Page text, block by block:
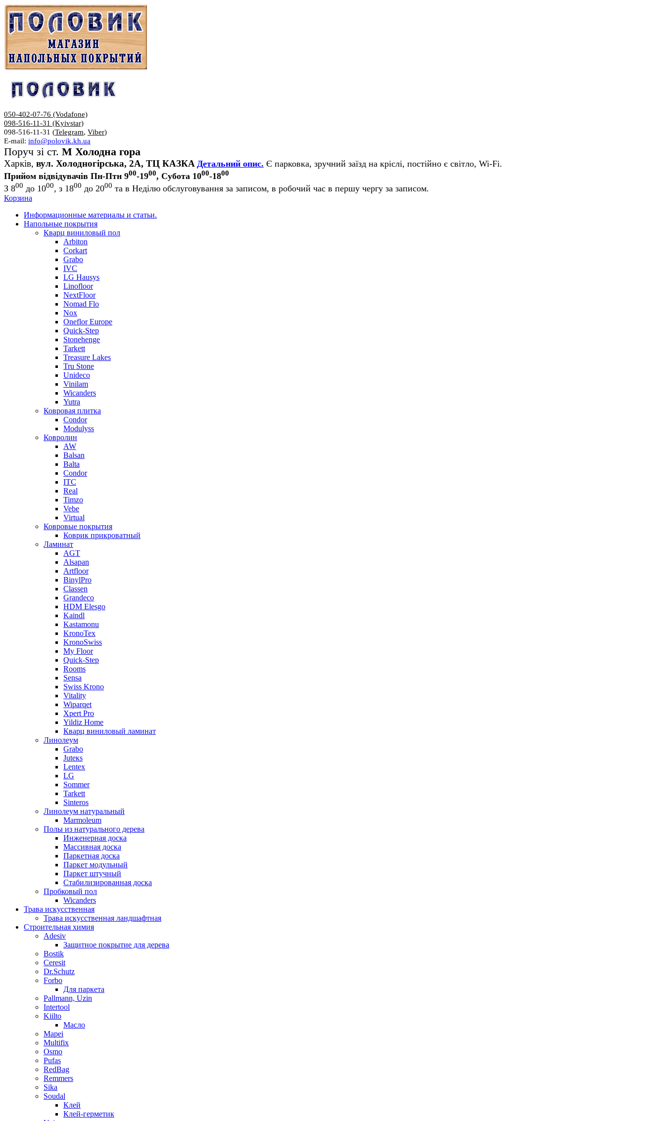
050-402-07-76 (Vodafone)
098-516-11-31 (Kyivstar)
098-516-11-31 (Telegram, Viber)
E-mail: info@polovik.kh.ua
Поруч зі ст. М Холодна гора
Харків, вул. Холодногірська, 2А, ТЦ КАЗКА Детальний опис. Є парковка, зручний заїзд на кріслі, постійно є світло, Wi-Fi.
Прийом відвідувачів Пн-Птн 900-1900, Субота 1000-1800
З 800 до 1000, з 1800 до 2000 та в Неділю обслуговування за записом, в робочий час в першу чергу за записом.
Корзина
Информационные материалы и статьи.
Напольные покрытия
Кварц виниловый пол
Arbiton
Corkart
Grabo
IVC
LG Hausys
Linofloor
NextFloor
Nomad Flo
Nox
Oneflor Europe
Quick-Step
Stonehenge
Tarkett
Treasure Lakes
Tru Stone
Unideco
Vinilam
Wicanders
Yutra
Ковровая плитка
Condor
Modulyss
Ковролин
AW
Balsan
Balta
Condor
ITC
Real
Timzo
Vebe
Virtual
Ковровые покрытия
Коврик прикроватный
Ламинат
AGT
Alsapan
Artfloor
BinylPro
Classen
Grandeco
HDM Elesgo
Kaindl
Kastamonu
KronoTex
KronoSwiss
My Floor
Quick-Step
Rooms
Sensa
Swiss Krono
Vitality
Wiparqet
Xpert Pro
Yildiz Home
Кварц виниловый ламинат
Линолеум
Grabo
Juteкs
Lentex
LG
Sommer
Tarkett
Sinteros
Линолеум натуральный
Marmoleum
Полы из натурального дерева
Инженерная доска
Массивная доска
Паркетная доска
Паркет модульный
Паркет штучный
Стабилизированная доска
Пробковый пол
Wicanders
Трава искусственная
Трава искусственная ландшафтная
Строительная химия
Adesiv
Защитное покрытие для дерева
Bostik
Ceresit
Dr.Schutz
Forbo
Для паркета
Pallmann, Uzin
Intertool
Kiilto
Масло
Mapei
Multifix
Osmo
Pufas
RedBag
Remmers
Sika
Soudal
Клей
Клей-герметик